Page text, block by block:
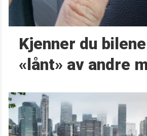
Kjenner du
«lånt» av andre